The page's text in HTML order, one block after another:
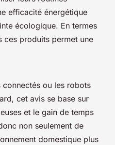
efficacité énergétique
écologique. En termes
ces produits permet une
connectés ou les robots
cet avis se base sur
et le gain de temps
non seulement de
domestique plus